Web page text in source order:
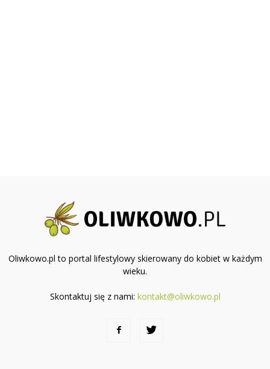
Oliwkowo.pl to portal lifestylowy skierowany do kobiet w każdym
wieku.
Skontaktuj się z nami: kontakt@oliwkowo.pl